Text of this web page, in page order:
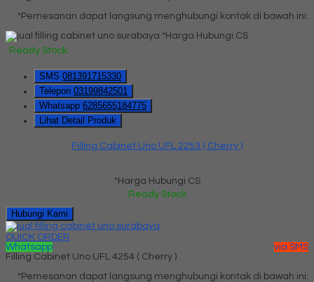
*Pemesanan dapat langsung menghubungi kontak di bawah ini:
*Harga Hubungi CS
Ready Stock
SMS 081391715330
Telepon 03199842501
Whatsapp 6285655184775
Lihat Detail Produk
Filling Cabinet Uno UFL 2253 ( Cherry )
*Harga Hubungi CS
Ready Stock
Hubungi Kami
QUICK ORDER
Whatsapp
via SMS
Filling Cabinet Uno UFL 4254 ( Cherry )
*Pemesanan dapat langsung menghubungi kontak di bawah ini: